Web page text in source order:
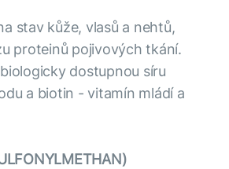
stav kůže, vlasů a nehtů,
proteinů pojivových tkání.
dostupnou síru
a biotin - vitamín mládí a